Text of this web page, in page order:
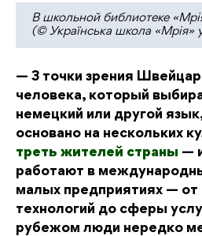
В школьной библиотеке
(© Українська школа «Мрія»
— З точки зрения
человека, который
немецкий или другой
основано на нескольких
треть жителей страны —
работают в
малых предприятиях — от
технологий до сферы
рубежом люди нередко